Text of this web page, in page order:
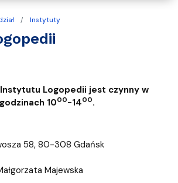
Instytuty
Logopedii jest czynny w
godzinach 1000-1400.
58, 80-308 Gdańsk
Majewska